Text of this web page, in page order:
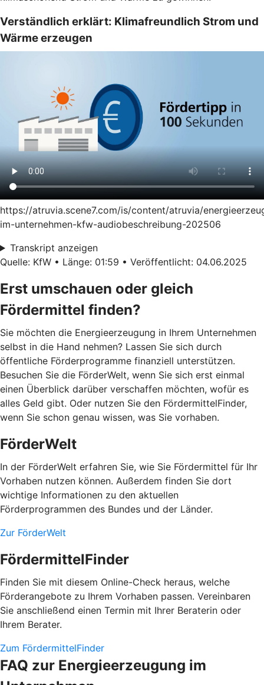
Verständlich erklärt: Klimafreundlich Strom und
Wärme erzeugen
https://atruvia.scene7.com/is/content/atruvia/
im-unternehmen-kfw-audiobeschreibung-202506
Transkript anzeigen
Quelle: KfW • Länge: 01:59 • Veröffentlicht: 04.06.2025
Erst umschauen oder gleich
Fördermittel finden?
Sie möchten die Energieerzeugung in Ihrem Unternehmen
selbst in die Hand nehmen? Lassen Sie sich durch
öffentliche Förderprogramme finanziell unterstützen.
Besuchen Sie die FörderWelt, wenn Sie sich erst einmal
einen Überblick darüber verschaffen möchten, wofür es
alles Geld gibt. Oder nutzen Sie den FördermittelFinder,
wenn Sie schon genau wissen, was Sie vorhaben.
FörderWelt
In der FörderWelt erfahren Sie, wie Sie Fördermittel für Ihr
Vorhaben nutzen können. Außerdem finden Sie dort
wichtige Informationen zu den aktuellen
Förderprogrammen des Bundes und der Länder.
Zur FörderWelt
FördermittelFinder
Finden Sie mit diesem Online-Check heraus, welche
Förderangebote zu Ihrem Vorhaben passen. Vereinbaren
Sie anschließend einen Termin mit Ihrer Beraterin oder
Ihrem Berater.
Zum FördermittelFinder
FAQ zur Energieerzeugung im